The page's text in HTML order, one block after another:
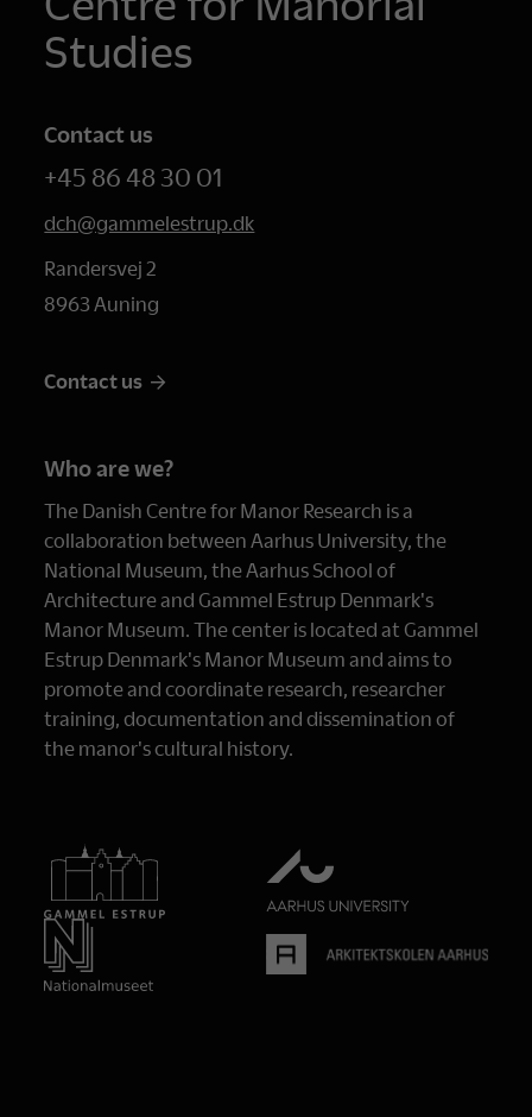
Studies
Contact us
+45 86 48 30 01
dch@gammelestrup.dk
Randersvej 2
8963 Auning
Contact us
Who are we?
The Danish Centre for Manor Research is a
collaboration between Aarhus University, the
National Museum, the Aarhus School of
Architecture and Gammel Estrup Denmark's
Manor Museum. The center is located at Gammel
Estrup Denmark's Manor Museum and aims to
promote and coordinate research, researcher
training, documentation and dissemination of
the manor's cultural history.